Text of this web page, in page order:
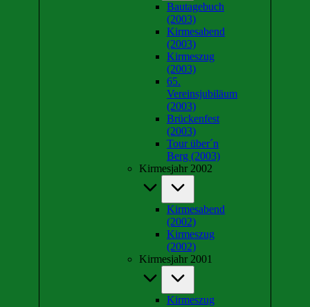
Bautagebuch
(2003)
Kirmesabend
(2003)
Kirmeszug
(2003)
65.
Vereinsjubiläum
(2003)
Brückenfest
(2003)
Tour über´n
Berg (2003)
Kirmesjahr 2002
Kirmesabend
(2002)
Kirmeszug
(2002)
Kirmesjahr 2001
Kirmeszug